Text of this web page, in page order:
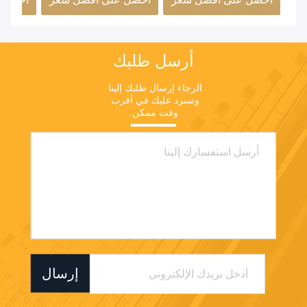
PVC، وتغليف حواف من
أرسل طلبك
وقت ممكن.
إرسال